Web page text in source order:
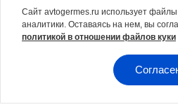
автосалоны АвтоГЕРМЕС. Права на сайт
«АВТОГЕРМЕС» (ИНН 7612047417, ОГРН
почты info@avtogermes.ru (Внимание!
не признаётся юридически надлежащим
юридический адрес компании на
обращения будут рассмотрены в
Сайт avtogermes.ru использует файлы
аналитики. Оставаясь на нем, вы
политикой в отношении файлов куки